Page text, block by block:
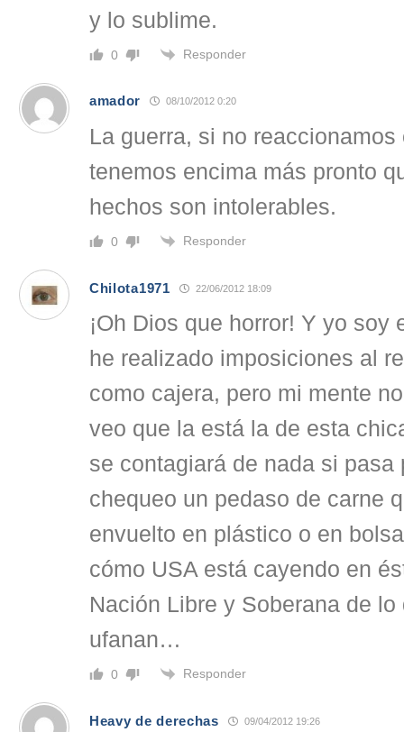
y lo sublime.
0 Responder
amador 08/10/2012 0:20
La guerra, si no
tenemos encima más pronto
hechos son intolerables.
0 Responder
Chilota1971 22/06/2012 18:09
¡Oh Dios que horror! Y yo soy
he realizado imposiciones al
como cajera, pero mi mente
veo que la está la de esta
se contagiará de nada si pasa
chequeo un pedaso de carne
envuelto en plástico o en
cómo USA está cayendo en
Nación Libre y Soberana de lo
ufanan…
0 Responder
Heavy de derechas 09/04/2012 19:26